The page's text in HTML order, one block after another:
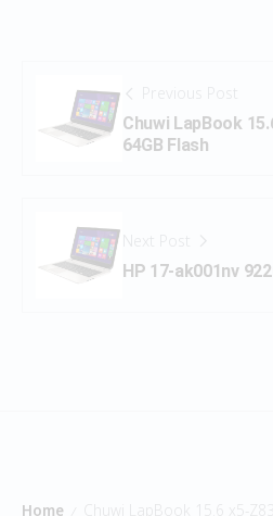
Previous Post
Chuwi LapBook
64GB Flash
Next Post
HP 17-ak001nv
Home Chuwi LapBook 15.6 x5-